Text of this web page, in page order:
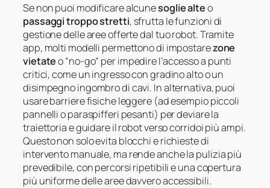
Se non puoi modificare alcunesoglie alteo
passaggi troppo stretti, sfrutta le funzioni di
gestione delle aree offerte dal tuo robot. Tramite
app, molti modelli permettono di impostarezone
vietateo “no-go” per impedire l’accesso a punti
critici, come un ingresso con gradino alto o un
disimpegno ingombro di cavi. In alternativa, puoi
usare barriere fisiche leggere (ad esempio piccoli
pannelli o paraspifferi pesanti) per deviare la
traiettoria e guidare il robot verso corridoi più ampi.
Questo non solo evita blocchi e richieste di
intervento manuale, ma rende anche la pulizia più
prevedibile, con percorsi ripetibili e una copertura
più uniforme delle aree davvero accessibili.